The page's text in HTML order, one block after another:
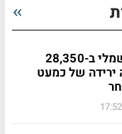
פורד חשפה טנדר חשמלי ב-28,350
ירידה של כמעט
17:52